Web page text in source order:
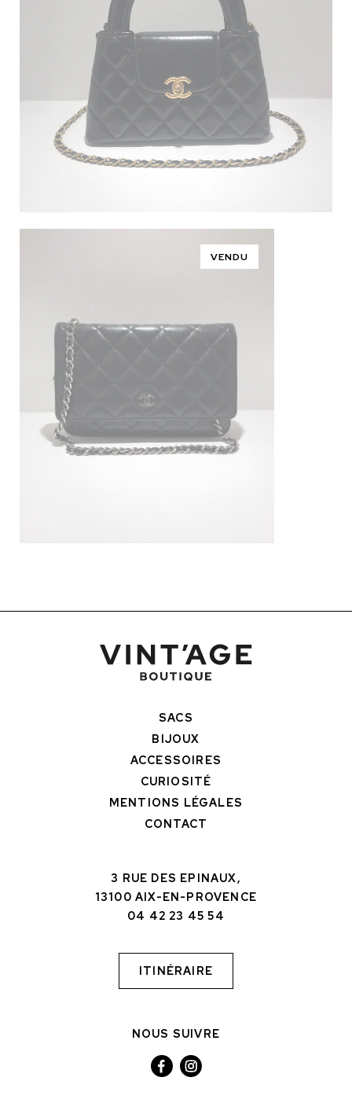
VENDU
SACS
BIJOUX
ACCESSOIRES
CURIOSITÉ
MENTIONS LÉGALES
CONTACT
3 RUE DES EPINAUX,
13100 AIX-EN-PROVENCE
04 42 23 45 54
ITINÉRAIRE
NOUS SUIVRE